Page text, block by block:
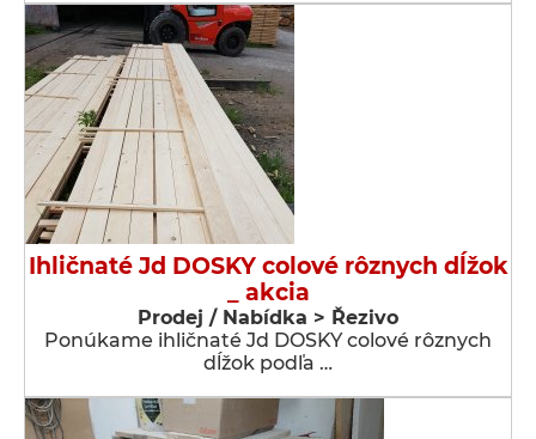
Ihličnaté Jd DOSKY colové rôznych dĺžok
_ akcia
Prodej / Nabídka > Řezivo
Ponúkame ihličnaté Jd DOSKY colové rôznych
dĺžok podľa …